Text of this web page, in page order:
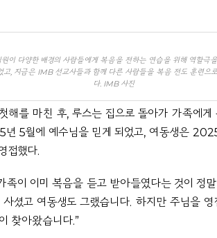
이 다양한 배경의 사람들에게 복음을 전하는 연습을 위해 역할극
고, 지금은 IMB 선교사들과 함께 다른 사람들을 복음 전도 훈련으
다. IMB 사진
해를 마친 후, 루스는 집으로 돌아가 가족에게
5월에 예수님을 믿게 되었고, 여동생은
접했다.
족이 이미 복음을 듣고 받아들였다는 것이 정
셨고 여동생도 그랬습니다. 하지만 주님을 영
찾아왔습니다.”